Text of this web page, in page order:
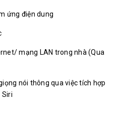
ứng điện dung
mạng LAN trong nhà (Qua
nói thông qua việc tích hợp
Siri